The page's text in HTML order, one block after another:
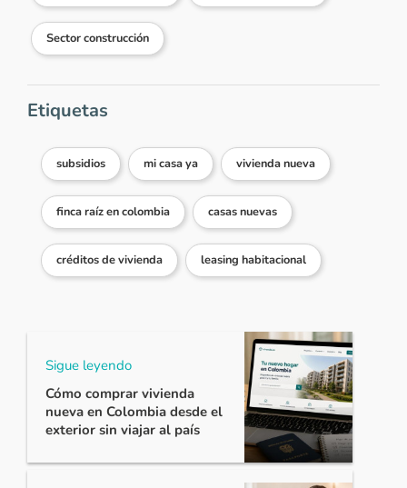
Sector construcción
Etiquetas
subsidios mi casa ya vivienda nueva
finca raíz en colombia casas nuevas
créditos de vivienda leasing habitacional
Sigue leyendo
Cómo comprar vivienda
nueva en Colombia desde el
exterior sin viajar al país